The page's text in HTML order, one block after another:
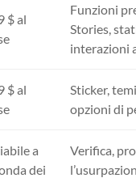
$ al
Funzioni
Stories,
interazioni
$ al
Sticker,
opzioni di
a
dei
Verifica,